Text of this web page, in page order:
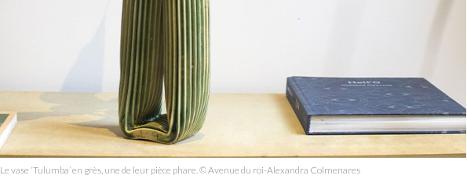
Le vase ‘Tulumba’ en grès, une de leur pièce phare. © Avenue du roi-Alexandra Colmenares